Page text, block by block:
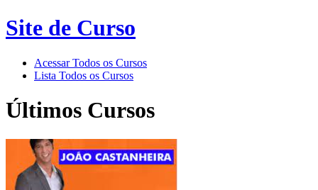
Site de Curso
Acessar Todos os Cursos
Lista Todos os Cursos
Últimos Cursos